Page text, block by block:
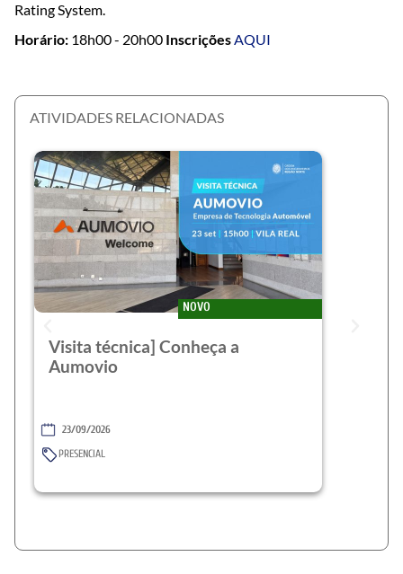
Rating System.
Horário: 18h00 - 20h00 InscriçõesAQUI
ATIVIDADES RELACIONADAS
NOVO
Visita técnica] Conheça a
Aumovio
23/09/2026
PRESENCIAL